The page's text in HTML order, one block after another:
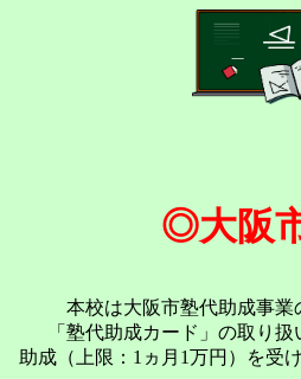
◎大阪
本校は大阪市塾代助成事業
「塾代助成カード」の取り扱
成（上限：1ヵ月1